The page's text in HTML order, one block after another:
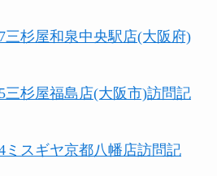
三杉屋和泉中央駅店(大阪府)
三杉屋福島店(大阪市)訪問記
ミスギヤ京都八幡店訪問記